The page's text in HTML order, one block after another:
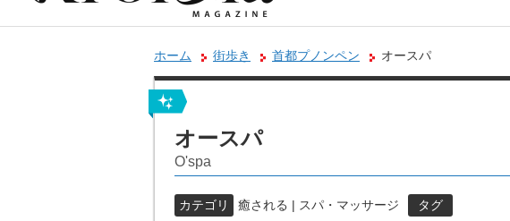
ホーム 街歩き 首都プノンペン オースパ
オースパ
O'spa
カテゴリ 癒される | スパ・マッサージ タグ